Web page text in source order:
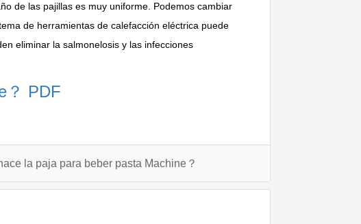
de las pajillas es muy uniforme. Podemos cambiar
de herramientas de calefacción eléctrica puede
eliminar la salmonelosis y las infecciones
？ PDF
la paja para beber pasta Machine？